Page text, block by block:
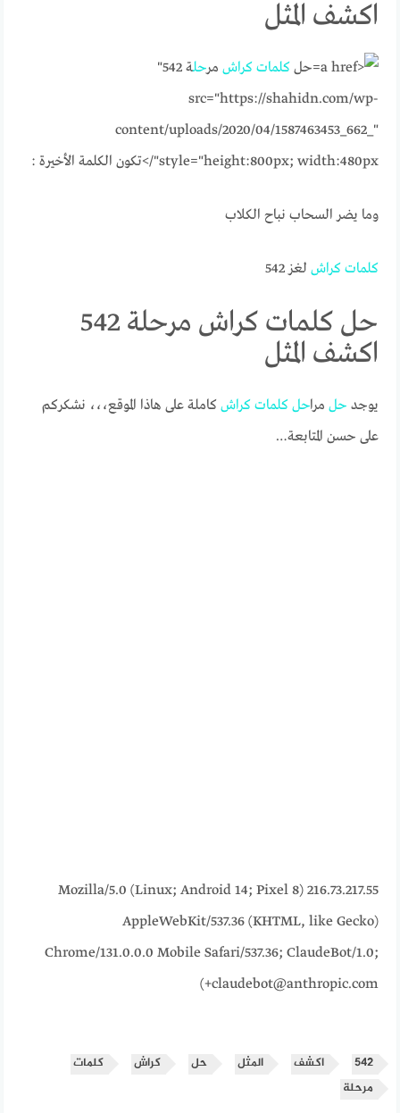
اكشف المثل
حلكلمات كراش مرحل
ة 542"
src="https://shahidn.com/wp-
content/uploads/2020/04/1587463453_662_"
style="height:800px; width:480px"/>
تكون الكلمة الأخيرة :
وما يضر السحاب نباح الكلاب
كلمات كراش لغز 542
حل كلمات كراش مرحلة 542
اكشف المثل
يوجد حل مراحل كلمات كراش كاملة على هاذا الموقع،،، نشكركم
على حسن المتابعة…
216.73.217.55 Mozilla/5.0 (Linux; Android 14; Pixel 8)
AppleWebKit/537.36 (KHTML, like Gecko)
Chrome/131.0.0.0 Mobile Safari/537.36; ClaudeBot/1.0;
+claudebot@anthropic.com)
٥٤٢ اكشف المثل حل كراش
كلمات
مرحلة